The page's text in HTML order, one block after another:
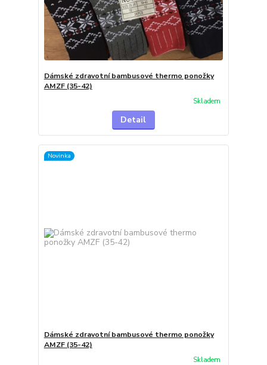
Dámské zdravotní bambusové thermo ponožky
AMZF (35-42)
Skladem
Detail
Novinka
Dámské zdravotní bambusové thermo ponožky
AMZF (35-42)
Skladem